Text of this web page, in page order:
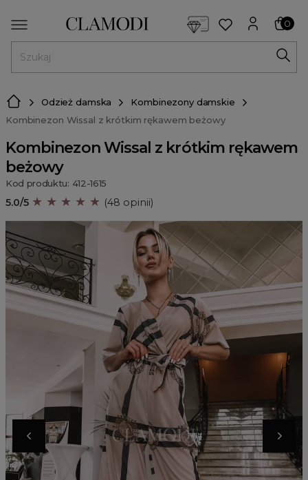
0
Odzież damska
Kombinezony damskie
Kombinezon Wissal z krótkim rękawem beżowy
Kombinezon Wissal z krótkim rękawem
beżowy
Kod produktu: 412-1615
5.0/5 ★ ★ ★ ★ ★ (48 opinii)